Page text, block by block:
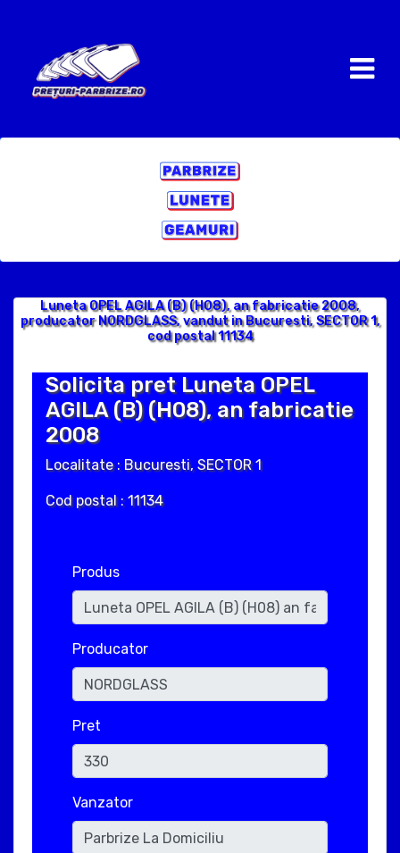
Luneta OPEL AGILA (B) (H08), an fabricatie 2008,
producator NORDGLASS, vandut in Bucuresti, SECTOR 1,
cod postal 11134
Solicita pret Luneta OPEL
AGILA (B) (H08), an fabricatie
2008
Localitate : Bucuresti, SECTOR 1
Cod postal : 11134
Produs
Producator
Pret
Vanzator